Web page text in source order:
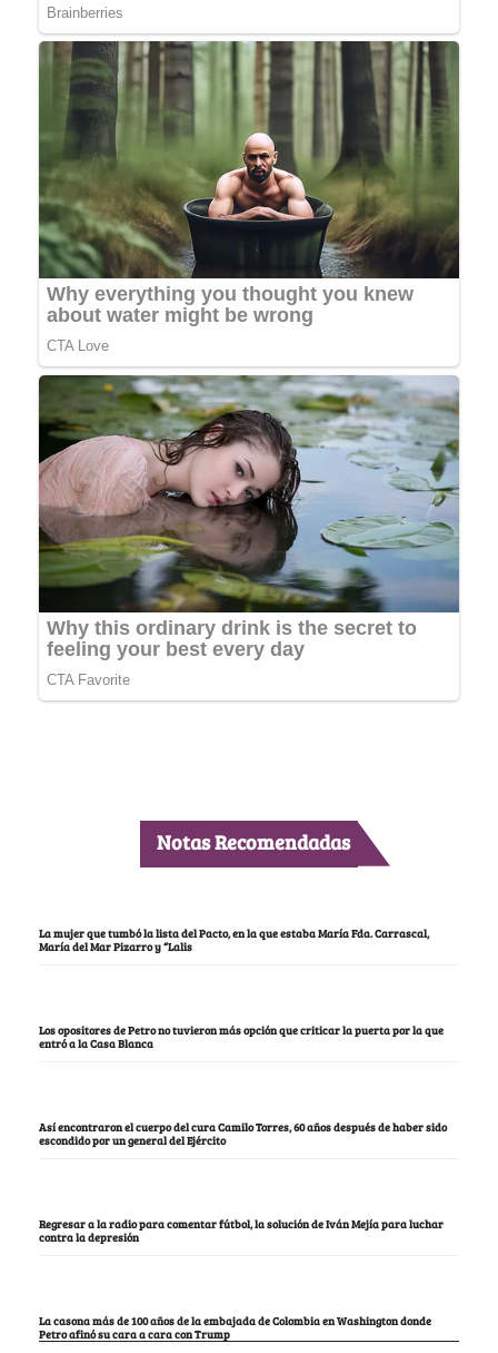
Notas Recomendadas
La mujer que tumbó la lista del Pacto, en la que estaba María Fda. Carrascal,
María del Mar Pizarro y “Lalis
Los opositores de Petro no tuvieron más opción que criticar la puerta por la que
entró a la Casa Blanca
Así encontraron el cuerpo del cura Camilo Torres, 60 años después de haber sido
escondido por un general del Ejército
Regresar a la radio para comentar fútbol, la solución de Iván Mejía para luchar
contra la depresión
La casona más de 100 años de la embajada de Colombia en Washington donde
Petro afinó su cara a cara con Trump